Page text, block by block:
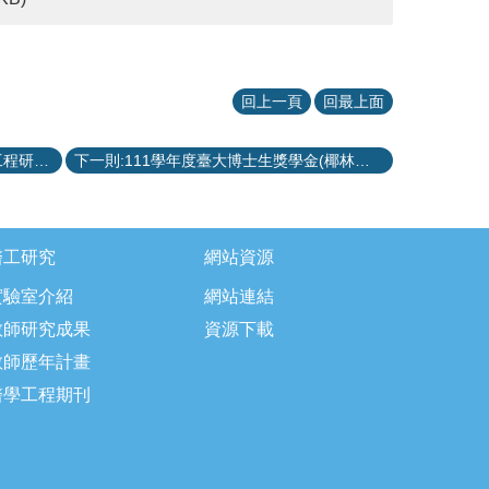
回上一頁 回最上面
研究
驗室介紹
師研究成果
師歷年計畫
工程期刊
網站資源
網站連結
資源下載